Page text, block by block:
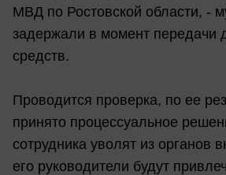
МВД по Ростовской области, -
задержали в момент передачи
средств.
Проводится проверка, по ее
принято процессуальное
сотрудника уволят из органов
его руководители будут